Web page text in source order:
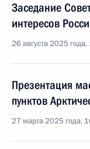
Заседание
интересов
26 августа 2025
Презентация
пунктов
27 марта 2025 года,